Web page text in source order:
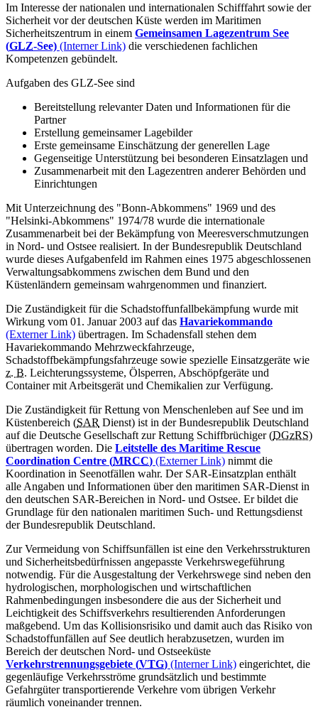
Im Interesse der nationalen und internationalen Schifffahrt sowie der
Sicherheit vor der deutschen Küste werden im Maritimen
Sicherheitszentrum in einem Gemeinsamen Lagezentrum See
(GLZ-See) (Interner Link) die verschiedenen fachlichen
Kompetenzen gebündelt.
Aufgaben des GLZ-See sind
Bereitstellung relevanter Daten und Informationen für die
Partner
Erstellung gemeinsamer Lagebilder
Erste gemeinsame Einschätzung der generellen Lage
Gegenseitige Unterstützung bei besonderen Einsatzlagen und
Zusammenarbeit mit den Lagezentren anderer Behörden und
Einrichtungen
Mit Unterzeichnung des "Bonn-Abkommens" 1969 und des
"Helsinki-Abkommens" 1974/78 wurde die internationale
Zusammenarbeit bei der Bekämpfung von Meeresverschmutzungen
in Nord- und Ostsee realisiert. In der Bundesrepublik Deutschland
wurde dieses Aufgabenfeld im Rahmen eines 1975 abgeschlossenen
Verwaltungsabkommens zwischen dem Bund und den
Küstenländern gemeinsam wahrgenommen und finanziert.
Die Zuständigkeit für die Schadstoffunfallbekämpfung wurde mit
Wirkung vom 01. Januar 2003 auf das Havariekommando
(Externer Link) übertragen. Im Schadensfall stehen dem
Havariekommando Mehrzweckfahrzeuge,
Schadstoffbekämpfungsfahrzeuge sowie spezielle Einsatzgeräte wie
z. B. Leichterungssysteme, Ölsperren, Abschöpfgeräte und
Container mit Arbeitsgerät und Chemikalien zur Verfügung.
Die Zuständigkeit für Rettung von Menschenleben auf See und im
Küstenbereich (SAR Dienst) ist in der Bundesrepublik Deutschland
auf die Deutsche Gesellschaft zur Rettung Schiffbrüchiger (DGzRS)
übertragen worden. Die Leitstelle des Maritime Rescue
Coordination Centre (MRCC) (Externer Link) nimmt die
Koordination in Seenotfällen wahr. Der SAR-Einsatzplan enthält
alle Angaben und Informationen über den maritimen SAR-Dienst in
den deutschen SAR-Bereichen in Nord- und Ostsee. Er bildet die
Grundlage für den nationalen maritimen Such- und Rettungsdienst
der Bundesrepublik Deutschland.
Zur Vermeidung von Schiffsunfällen ist eine den Verkehrsstrukturen
und Sicherheitsbedürfnissen angepasste Verkehrswegeführung
notwendig. Für die Ausgestaltung der Verkehrswege sind neben den
hydrologischen, morphologischen und wirtschaftlichen
Rahmenbedingungen insbesondere die aus der Sicherheit und
Leichtigkeit des Schiffsverkehrs resultierenden Anforderungen
maßgebend. Um das Kollisionsrisiko und damit auch das Risiko von
Schadstoffunfällen auf See deutlich herabzusetzen, wurden im
Bereich der deutschen Nord- und Ostseeküste
Verkehrstrennungsgebiete (VTG) (Interner Link) eingerichtet, die
gegenläufige Verkehrsströme grundsätzlich und bestimmte
Gefahrgüter transportierende Verkehre vom übrigen Verkehr
räumlich voneinander trennen.